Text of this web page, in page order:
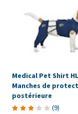
Medical Pet Shirt
Manches de
postérieure
(9)